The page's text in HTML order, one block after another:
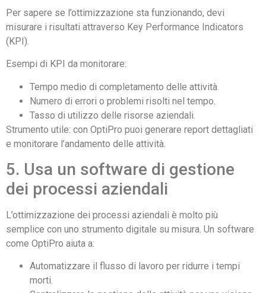
Per sapere se l’ottimizzazione sta funzionando, devi
misurare i risultati attraverso Key Performance Indicators
(KPI).
Esempi di KPI da monitorare:
Tempo medio di completamento delle attività.
Numero di errori o problemi risolti nel tempo.
Tasso di utilizzo delle risorse aziendali.
Strumento utile: con OptiPro puoi generare report dettagliati
e monitorare l’andamento delle attività.
5. Usa un software di gestione
dei processi aziendali
L’ottimizzazione dei processi aziendali è molto più
semplice con uno strumento digitale su misura. Un software
come OptiPro aiuta a:
Automatizzare il flusso di lavoro per ridurre i tempi
morti.